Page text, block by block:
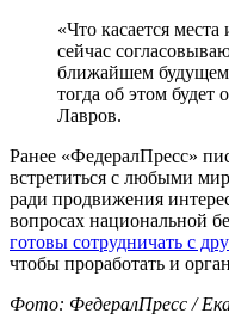
«Что касается
сейчас
ближайшем
тогда об этом будет
Лавров.
Ранее «ФедералПресс»
встретиться с любыми
ради продвижения
вопросах национальной
готовы сотрудничать с
чтобы проработать и
Фото: ФедералПресс /